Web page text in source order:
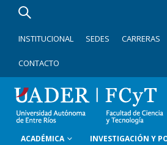
INSTITUCIONAL SEDES CARRERAS
CONTACTO
ACADÉMICA INVESTIGACIÓN Y